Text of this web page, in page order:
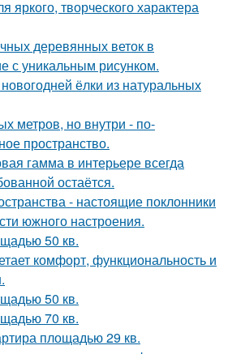
творческого характера
деревянных веток в
с уникальным рисунком.
ёлки из натуральных
метров, но внутри - по-
пространство.
гамма в интерьере всегда
остаётся.
- настоящие поклонники
южного настроения.
50 кв.
комфорт, функциональность и
50 кв.
70 кв.
площадью 29 кв.